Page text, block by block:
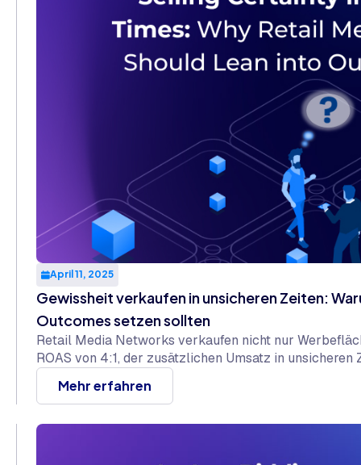
April 11, 2025
Gewissheit verkaufen in unsicheren Zeiten:
Outcomes setzen sollten
Retail Media Networks verkaufen nicht nur
ROAS von 4:1, der zusätzlichen Umsatz in unsicheren
Mehr erfahren